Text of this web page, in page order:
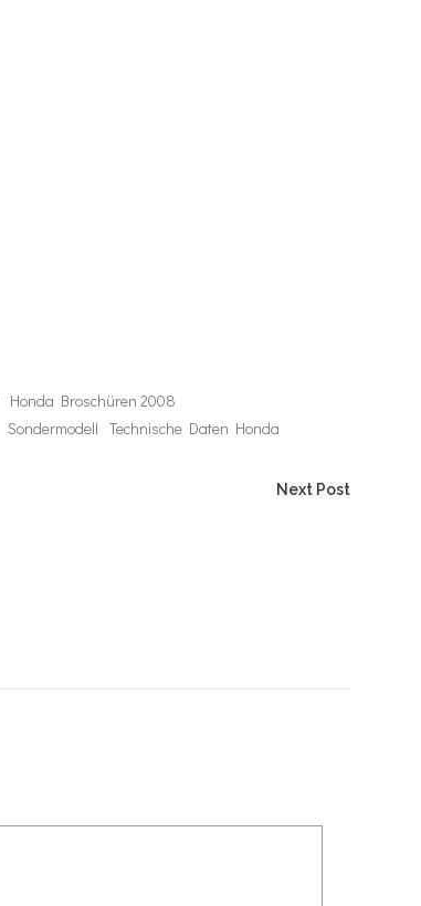
Honda Broschüren 2008
Sondermodell Technische Daten Honda
Next Post